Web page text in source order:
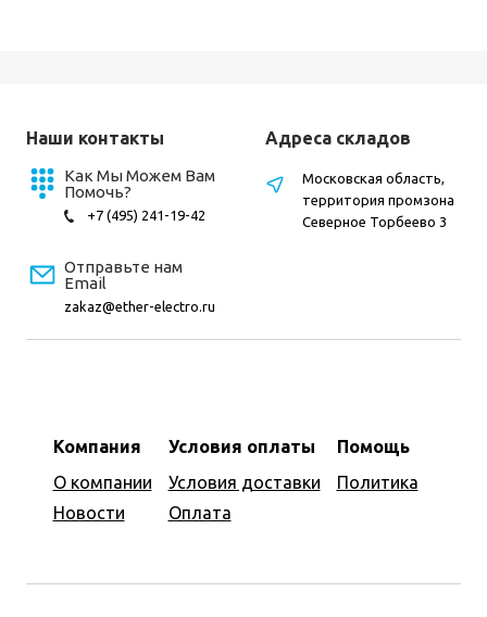
Наши контакты
Как Мы Можем Вам
Помочь?
+7 (495) 241-19-42
Отправьте нам
Email
zakaz@ether-electro.ru
Компания
О компании
Новости
Условия оплаты
Условия доставки
Оплата
Помощь
Политика
Адреса складов
Московская область,
территория промзона
Северное Торбеево 3